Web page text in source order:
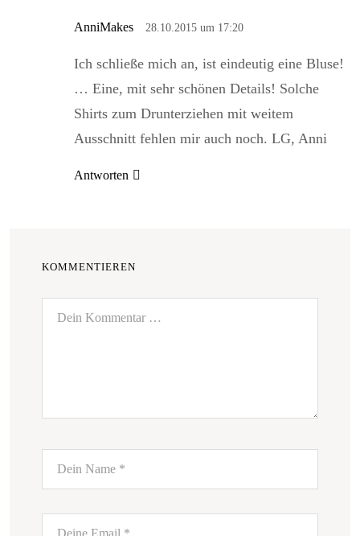
AnniMakes 28.10.2015 um 17:20
Ich schließe mich an, ist eindeutig eine Bluse!
… Eine, mit sehr schönen Details! Solche
Shirts zum Drunterziehen mit weitem
Ausschnitt fehlen mir auch noch. LG, Anni
Antworten
KOMMENTIEREN